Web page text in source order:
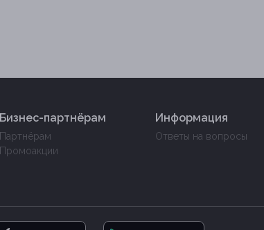
Бизнес-партнёрам
Партнёрам
Промоакции
Информация
Ответы на вопросы